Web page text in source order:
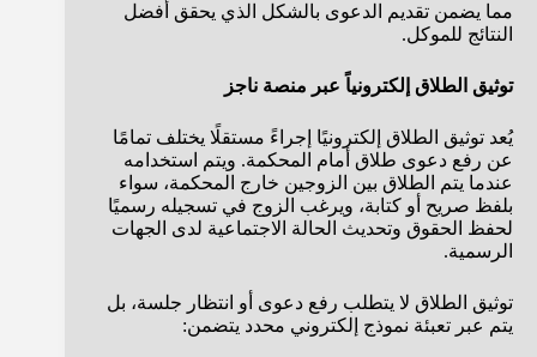
مما يضمن تقديم الدعوى بالشكل الذي يحقق أفضل
النتائج للموكل.
توثيق الطلاق إلكترونياً عبر منصة ناجز
يُعد توثيق الطلاق إلكترونيًا إجراءً مستقلًا يختلف تمامًا
عن رفع دعوى طلاق أمام المحكمة. ويتم استخدامه
عندما يتم الطلاق بين الزوجين خارج المحكمة، سواء
بلفظ صريح أو كتابة، ويرغب الزوج في تسجيله رسميًا
لحفظ الحقوق وتحديث الحالة الاجتماعية لدى الجهات
الرسمية.
توثيق الطلاق لا يتطلب رفع دعوى أو انتظار جلسة، بل
يتم عبر تعبئة نموذج إلكتروني محدد يتضمن: